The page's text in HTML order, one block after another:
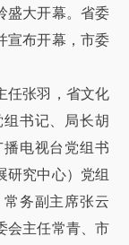
盛大开幕。省委
宣布开幕，市委
张羽，省文化
书记、局长胡
电视台党组书
研究中心）党组
务副主席张云
会主任常青、市